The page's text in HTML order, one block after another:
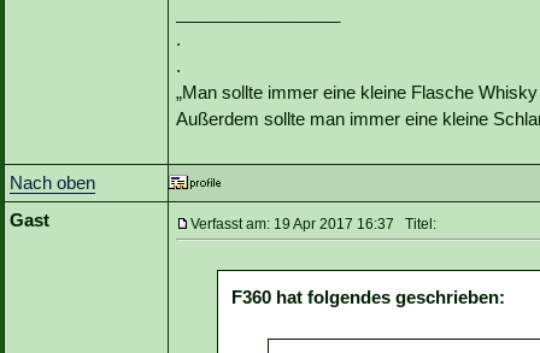
.
.
„Man sollte immer eine kleine Flasche
Außerdem sollte man immer eine kleine
Nach oben
Gast
Verfasst am: 19 Apr 2017 16:37 Titel:
F360 hat folgendes geschrieben: